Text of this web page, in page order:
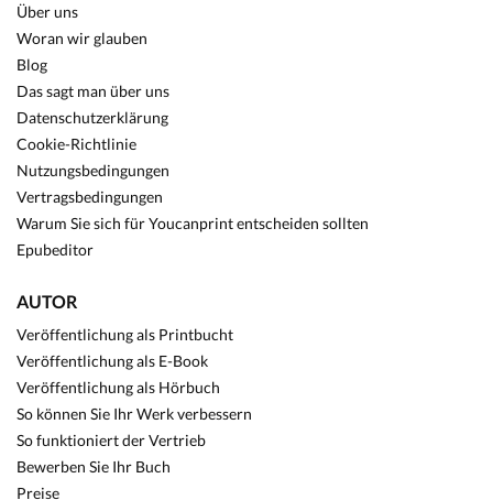
Über uns
Woran wir glauben
Blog
Das sagt man über uns
Datenschutzerklärung
Cookie-Richtlinie
Nutzungsbedingungen
Vertragsbedingungen
Warum Sie sich für Youcanprint entscheiden sollten
Epubeditor
AUTOR
Veröffentlichung als Printbucht
Veröffentlichung als E-Book
Veröffentlichung als Hörbuch
So können Sie Ihr Werk verbessern
So funktioniert der Vertrieb
Bewerben Sie Ihr Buch
Preise